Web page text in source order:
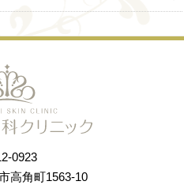
0923
高角町1563-10